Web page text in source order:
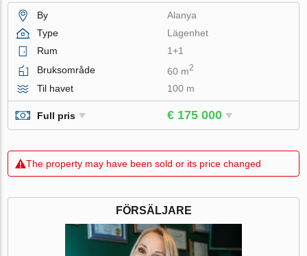
By
Alanya
Type
Lägenhet
Rum
1+1
Bruksområde
60 m2
Til havet 100 m
Full pris € 175 000
The property may have been sold or its price changed
FÖRSÄLJARE